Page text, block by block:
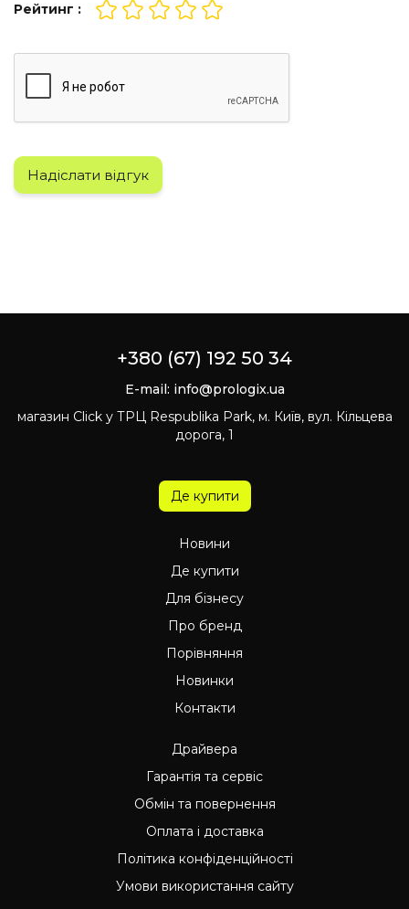
Рейтинг :
Надіслати відгук
+380 (67) 192 50 34
E-mail: info@prologix.ua
магазин Click у ТРЦ Respublika Park, м. Київ, вул. Кільцева
дорога, 1
Де купити
Новини
Де купити
Для бізнесу
Про бренд
Порівняння
Новинки
Контакти
Драйвера
Гарантія та сервіс
Обмін та повернення
Оплата і доставка
Політика конфіденційності
Умови використання сайту